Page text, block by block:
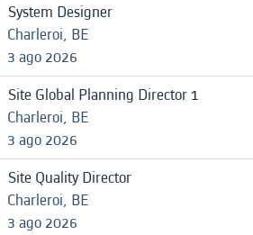
System Designer
Charleroi, BE
3 ago 2026
Site Global Planning Director 1
Charleroi, BE
3 ago 2026
Site Quality Director
Charleroi, BE
3 ago 2026